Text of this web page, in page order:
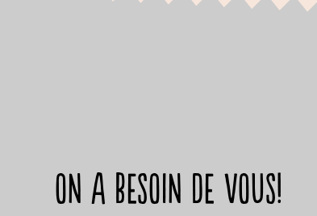
on a besoin de vous!